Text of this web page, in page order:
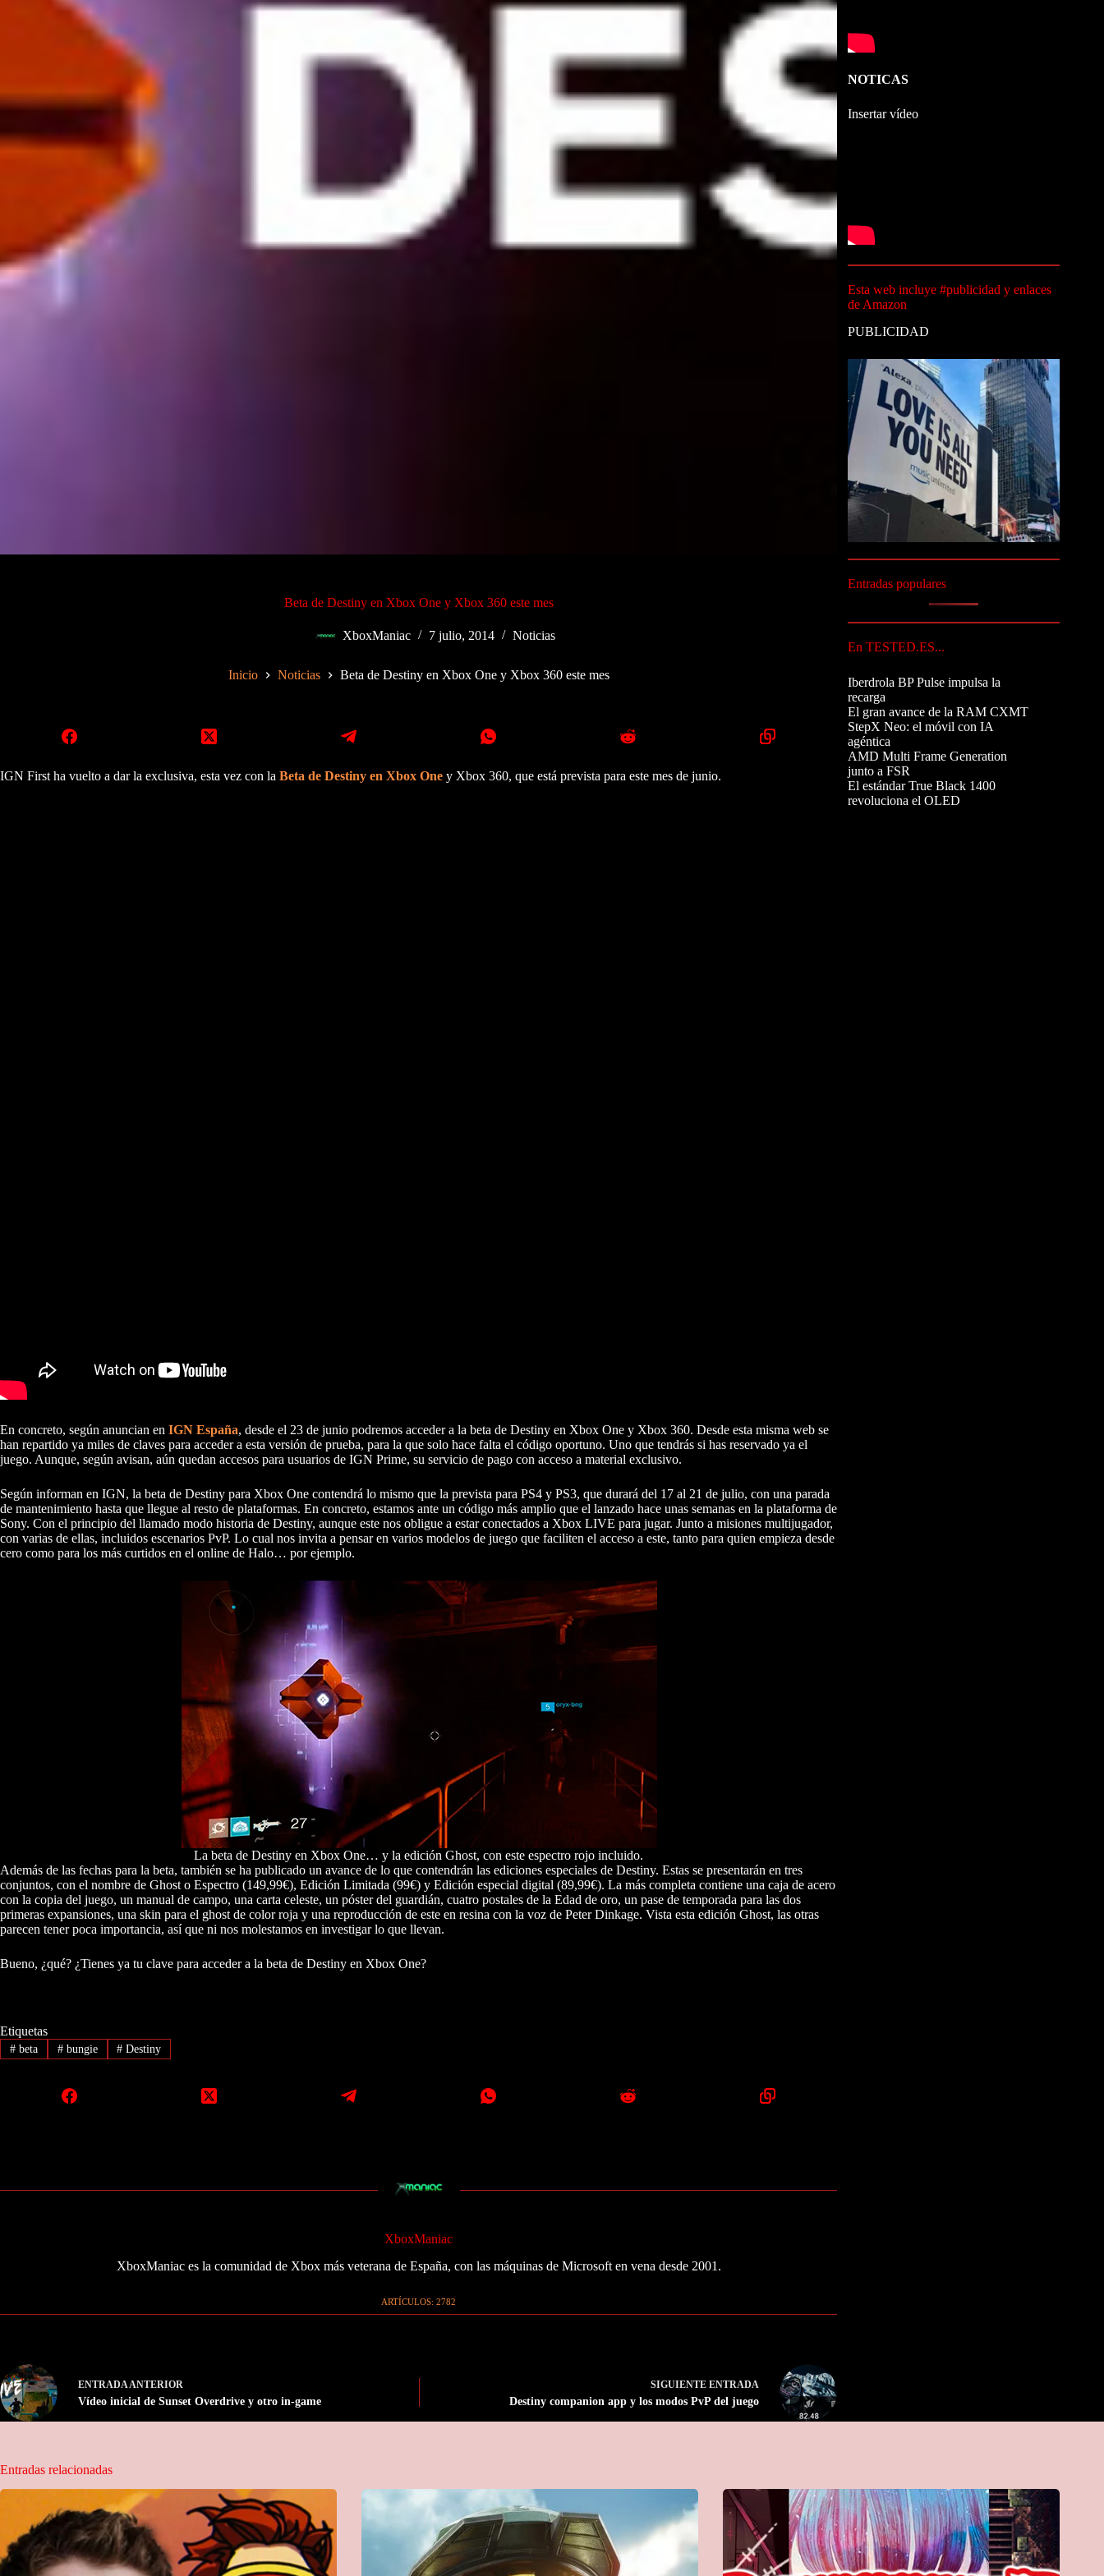
Beta de Destiny en Xbox One y Xbox 360 este mes
XboxManiac 7 julio, 2014 Noticias
Inicio Noticias Beta de Destiny en Xbox One y Xbox 360 este mes
IGN First ha vuelto a dar la exclusiva, esta vez con la Beta de Destiny en Xbox One y Xbox 360, que está prevista para este mes de junio.
En concreto, según anuncian en IGN España, desde el 23 de junio podremos acceder a la beta de Destiny en Xbox One y Xbox 360. Desde esta misma web se
han repartido ya miles de claves para acceder a esta versión de prueba, para la que solo hace falta el código oportuno. Uno que tendrás si has reservado ya el
juego. Aunque, según avisan, aún quedan accesos para usuarios de IGN Prime, su servicio de pago con acceso a material exclusivo.
Según informan en IGN, la beta de Destiny para Xbox One contendrá lo mismo que la prevista para PS4 y PS3, que durará del 17 al 21 de julio, con una parada
de mantenimiento hasta que llegue al resto de plataformas. En concreto, estamos ante un código más amplio que el lanzado hace unas semanas en la plataforma de
Sony. Con el principio del llamado modo historia de Destiny, aunque este nos obligue a estar conectados a Xbox LIVE para jugar. Junto a misiones multijugador,
con varias de ellas, incluidos escenarios PvP. Lo cual nos invita a pensar en varios modelos de juego que faciliten el acceso a este, tanto para quien empieza desde
cero como para los más curtidos en el online de Halo… por ejemplo.
La beta de Destiny en Xbox One… y la edición Ghost, con este espectro rojo incluido.
Además de las fechas para la beta, también se ha publicado un avance de lo que contendrán las ediciones especiales de Destiny. Estas se presentarán en tres
conjuntos, con el nombre de Ghost o Espectro (149,99€), Edición Limitada (99€) y Edición especial digital (89,99€). La más completa contiene una caja de acero
con la copia del juego, un manual de campo, una carta celeste, un póster del guardián, cuatro postales de la Edad de oro, un pase de temporada para las dos
primeras expansiones, una skin para el ghost de color roja y una reproducción de este en resina con la voz de Peter Dinkage. Vista esta edición Ghost, las otras
parecen tener poca importancia, así que ni nos molestamos en investigar lo que llevan.
Bueno, ¿qué? ¿Tienes ya tu clave para acceder a la beta de Destiny en Xbox One?
Etiquetas
#beta #bungie # Destiny
XboxManiac
XboxManiac es la comunidad de Xbox más veterana de España, con las máquinas de Microsoft en vena desde 2001.
ARTÍCULOS: 2782
ENTRADAANTERIOR
Vídeo inicial de Sunset Overdrive y otro in-game
SIGUIENTEENTRADA
Destiny companion app y los modos PvP del juego
NOTICAS
Insertar vídeo
Esta web incluye #publicidad y enlaces
de Amazon
PUBLICIDAD
Entradas populares
En TESTED.ES...
Iberdrola BP Pulse impulsa la
recarga
El gran avance de la RAM CXMT
StepX Neo: el móvil con IA
agéntica
AMD Multi Frame Generation
junto a FSR
El estándar True Black 1400
revoluciona el OLED
Entradas relacionadas